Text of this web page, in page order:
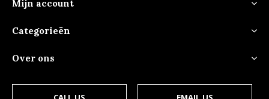
Mijn account
Categorieën
Over ons